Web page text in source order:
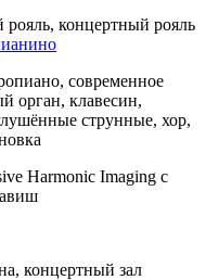
концертный рояль
современное
орган, клавесин,
струнные, хор,
Harmonic Imaging с
концертный зал